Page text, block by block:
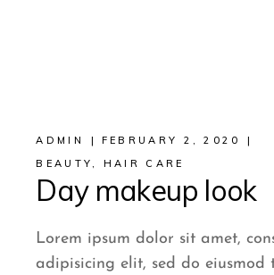
ADMIN
FEBRUARY 2, 2020
BEAUTY , HAIR CARE
Day makeup look
Lorem ipsum dolor sit amet,
adipisicing elit, sed do eiusmod